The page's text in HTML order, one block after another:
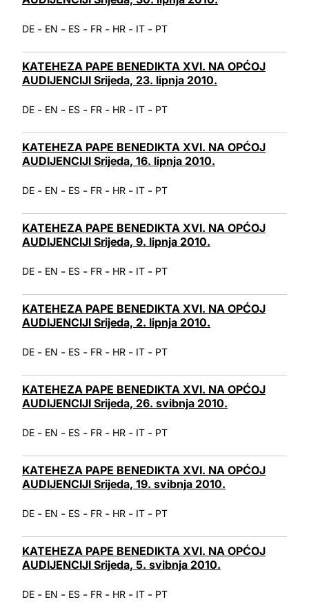
DE - EN - ES - FR - HR - IT - PT
KATEHEZA PAPE BENEDIKTA XVI. NA OPĆOJ
AUDIJENCIJI Srijeda, 23. lipnja 2010.
DE - EN - ES - FR - HR - IT - PT
KATEHEZA PAPE BENEDIKTA XVI. NA OPĆOJ
AUDIJENCIJI Srijeda, 16. lipnja 2010.
DE - EN - ES - FR - HR - IT - PT
KATEHEZA PAPE BENEDIKTA XVI. NA OPĆOJ
AUDIJENCIJI Srijeda, 9. lipnja 2010.
DE - EN - ES - FR - HR - IT - PT
KATEHEZA PAPE BENEDIKTA XVI. NA OPĆOJ
AUDIJENCIJI Srijeda, 2. lipnja 2010.
DE - EN - ES - FR - HR - IT - PT
KATEHEZA PAPE BENEDIKTA XVI. NA OPĆOJ
AUDIJENCIJI Srijeda, 26. svibnja 2010.
DE - EN - ES - FR - HR - IT - PT
KATEHEZA PAPE BENEDIKTA XVI. NA OPĆOJ
AUDIJENCIJI Srijeda, 19. svibnja 2010.
DE - EN - ES - FR - HR - IT - PT
KATEHEZA PAPE BENEDIKTA XVI. NA OPĆOJ
AUDIJENCIJI Srijeda, 5. svibnja 2010.
DE - EN - ES - FR - HR - IT - PT